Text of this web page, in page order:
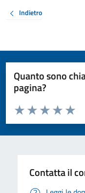
Indietro
Quanto sono
pagina?
Valuta da 1 a 5 stelle la
Valuta 4
Valuta 3
Valuta 2 stelle su
Valuta 1 stelle su 5
Contatta il